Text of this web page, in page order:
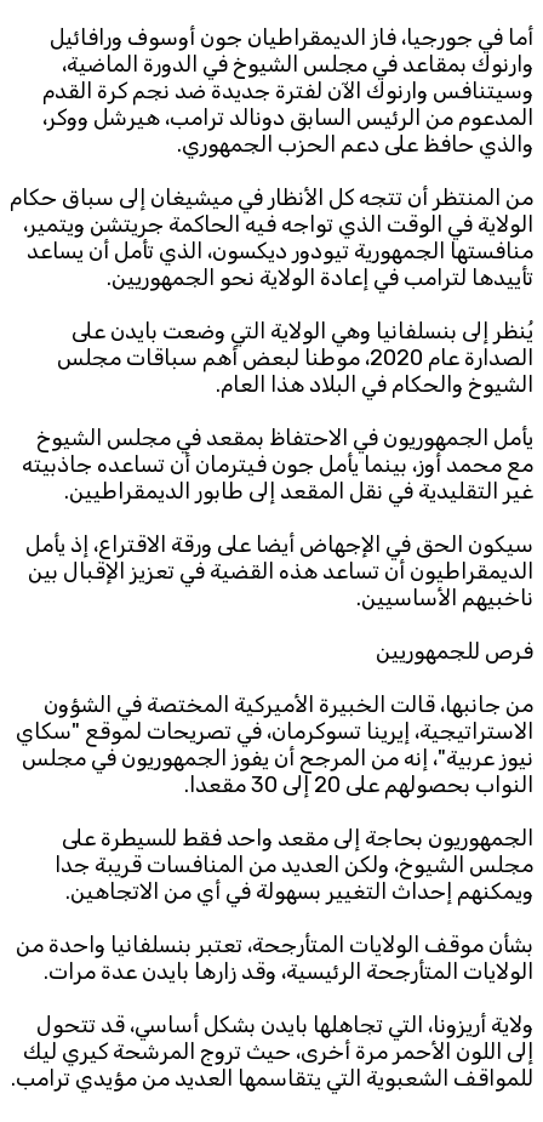
أما في جورجيا، فاز الديمقراطيان جون أوسوف ورافائيل
وارنوك بمقاعد في مجلس الشيوخ في الدورة الماضية،
وسيتنافس وارنوك الآن لفترة جديدة ضد نجم كرة القدم
المدعوم من الرئيس السابق دونالد ترامب، هيرشل ووكر،
والذي حافظ على دعم الحزب الجمهوري.
من المنتظر أن تتجه كل الأنظار في ميشيغان إلى سباق حكام
الولاية في الوقت الذي تواجه فيه الحاكمة جريتشن ويتمير،
منافستها الجمهورية تيودور ديكسون، الذي تأمل أن يساعد
تأييدها لترامب في إعادة الولاية نحو الجمهوريين.
يُنظر إلى بنسلفانيا وهي الولاية التي وضعت بايدن على
الصدارة عام 2020، موطنا لبعض أهم سباقات مجلس
الشيوخ والحكام في البلاد هذا العام.
يأمل الجمهوريون في الاحتفاظ بمقعد في مجلس الشيوخ
مع محمد أوز، بينما يأمل جون فيترمان أن تساعده جاذبيته
غير التقليدية في نقل المقعد إلى طابور الديمقراطيين.
سيكون الحق في الإجهاض أيضا على ورقة الاقتراع، إذ يأمل
الديمقراطيون أن تساعد هذه القضية في تعزيز الإقبال بين
ناخبيهم الأساسيين.
فرص للجمهوريين
من جانبها، قالت الخبيرة الأميركية المختصة في الشؤون
الاستراتيجية، إيرينا تسوكرمان، في تصريحات لموقع "سكاي
نيوز عربية"، إنه من المرجح أن يفوز الجمهوريون في مجلس
النواب بحصولهم على 20 إلى 30 مقعدا.
الجمهوريون بحاجة إلى مقعد واحد فقط للسيطرة على
مجلس الشيوخ، ولكن العديد من المنافسات قريبة جدا
ويمكنهم إحداث التغيير بسهولة في أي من الاتجاهين.
بشأن موقف الولايات المتأرجحة، تعتبر بنسلفانيا واحدة من
الولايات المتأرجحة الرئيسية، وقد زارها بايدن عدة مرات.
ولاية أريزونا، التي تجاهلها بايدن بشكل أساسي، قد تتحول
إلى اللون الأحمر مرة أخرى، حيث تروج المرشحة كيري ليك
للمواقف الشعبوية التي يتقاسمها العديد من مؤيدي ترامب.